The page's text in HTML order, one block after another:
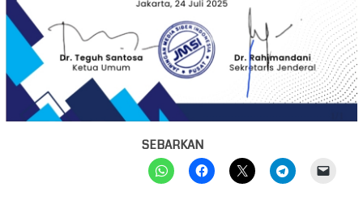
SEBARKAN